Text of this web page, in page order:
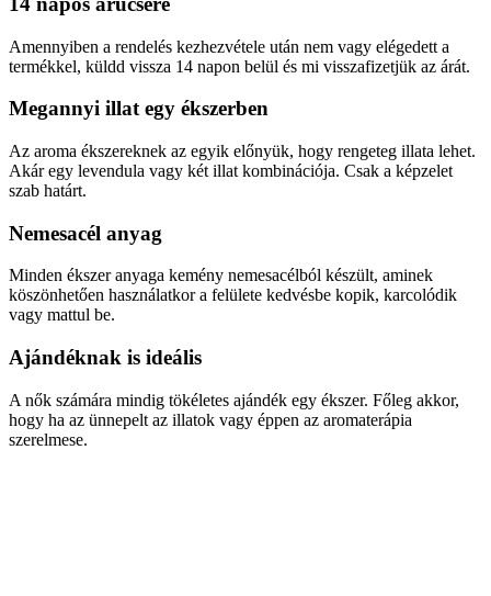
Amennyiben a rendelés kezhezvétele után nem vagy elégedett a
termékkel, küldd vissza 14 napon belül és mi visszafizetjük az árát.
Megannyi illat egy ékszerben
Az aroma ékszereknek az egyik előnyük, hogy rengeteg illata lehet.
Akár egy levendula vagy két illat kombinációja. Csak a képzelet
szab határt.
Nemesacél anyag
Minden ékszer anyaga kemény nemesacélból készült, aminek
köszönhetően használatkor a felülete kedvésbe kopik, karcolódik
vagy mattul be.
Ajándéknak is ideális
A nők számára mindig tökéletes ajándék egy ékszer. Főleg akkor,
hogy ha az ünnepelt az illatok vagy éppen az aromaterápia
szerelmese.